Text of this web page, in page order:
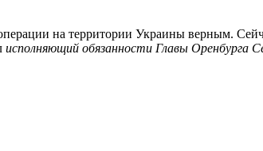
на территории Украины верным.
исполняющий обязанности Главы Оренбурга